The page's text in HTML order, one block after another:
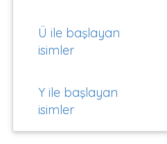
Ü ile başlayan
isimler
Y ile başlayan
isimler